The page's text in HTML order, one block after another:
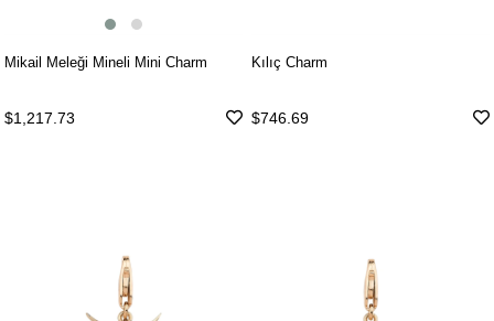
Mikail Meleği Mineli Mini Charm
$1,217.73
Kılıç Charm
$746.69